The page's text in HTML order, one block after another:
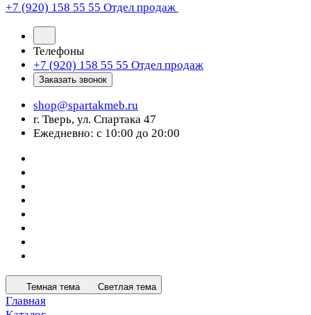
+7 (920) 158 55 55 Отдел продаж
Телефоны
+7 (920) 158 55 55 Отдел продаж
Заказать звонок
shop@spartakmeb.ru
г. Тверь, ул. Спартака 47
Ежедневно: с 10:00 до 20:00
Темная тема Светлая тема
Главная